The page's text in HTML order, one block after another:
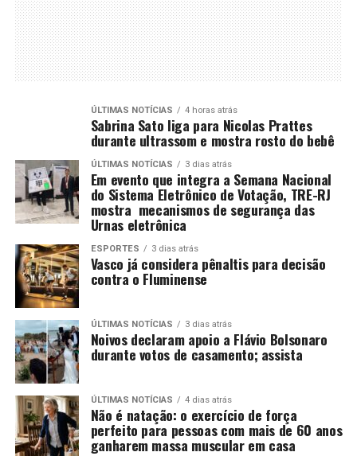
ÚLTIMAS NOTÍCIAS 4 horas atrás
Sabrina Sato liga para Nicolas Prattes
durante ultrassom e mostra rosto do bebê
ÚLTIMAS NOTÍCIAS 3 dias atrás
Em evento que integra a Semana Nacional
do Sistema Eletrônico de Votação, TRE-RJ
mostra mecanismos de segurança das
Urnas eletrônica
ESPORTES 3 dias atrás
Vasco já considera pênaltis para decisão
contra o Fluminense
ÚLTIMAS NOTÍCIAS 3 dias atrás
Noivos declaram apoio a Flávio Bolsonaro
durante votos de casamento; assista
ÚLTIMAS NOTÍCIAS 4 dias atrás
Não é natação: o exercício de força
perfeito para pessoas com mais de 60 anos
ganharem massa muscular em casa